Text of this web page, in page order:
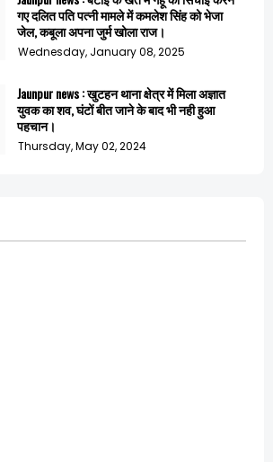
गए दलित पति पत्नी मामले में कमलेश सिंह को भेजा
जेल, कबूला अपना जुर्म खोला राज।
Wednesday, January 08, 2025
Jaunpur news : खुटहन थाना क्षेत्र में मिला अज्ञात
युवक का शव, घंटों बीत जाने के बाद भी नही हुआ
पहचान।
Thursday, May 02, 2024